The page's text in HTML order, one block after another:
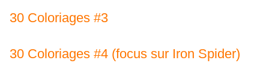
30 Coloriages #3
30 Coloriages #4 (focus sur Iron Spider)